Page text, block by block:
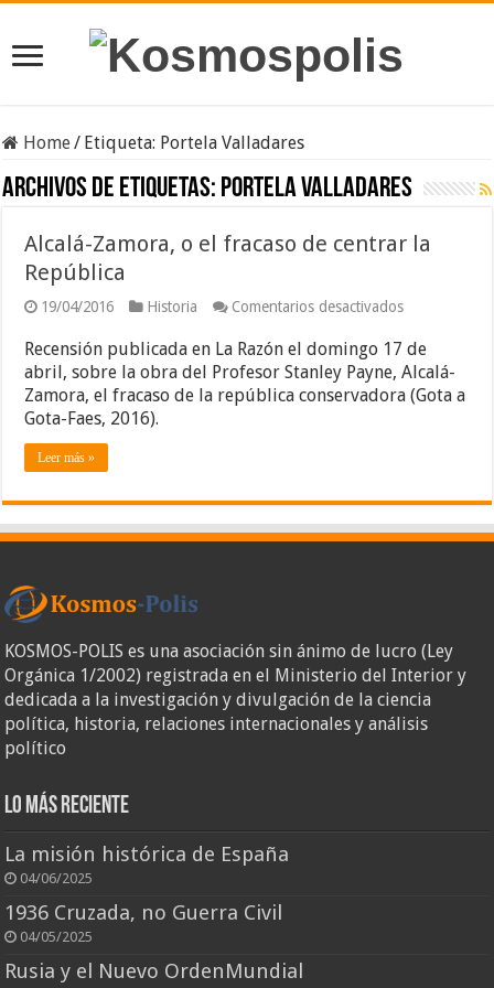
Home/ Etiqueta: Portela Valladares
Archivos de etiquetas: Portela Valladares
Alcalá-Zamora, o el fracaso de centrar la
República
19/04/2016 Historia Comentarios desactivadosen
Zamora,
o
el
fracaso
Recensión publicada en La Razón el domingo 17 de
abril, sobre la obra del Profesor Stanley Payne, Alcalá-
Zamora, el fracaso de la república conservadora (Gota a
Gota-Faes, 2016).
Leer más »
KOSMOS-POLIS es una asociación sin ánimo de lucro (Ley
Orgánica 1/2002) registrada en el Ministerio del Interior y
dedicada a la investigación y divulgación de la ciencia
política, historia, relaciones internacionales y análisis
político
Lo más reciente
La misión histórica de España
04/06/2025
1936 Cruzada, no Guerra Civil
04/05/2025
Rusia y el Nuevo OrdenMundial